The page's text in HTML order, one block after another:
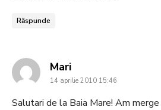
Răspunde
Marisays:
14 aprilie 2010 15:46
Salutari de la Baia Mare! Am